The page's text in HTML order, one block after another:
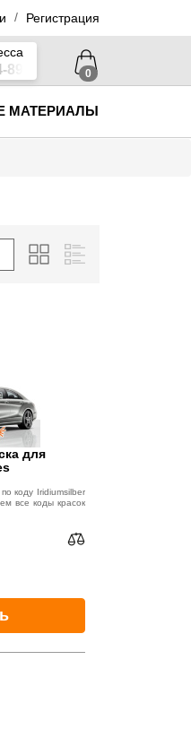
/ Регистрация
0
МАТЕРИАЛЫ
для
коду Iridiumsilber
все коды красок